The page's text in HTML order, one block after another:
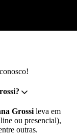
Grossi leva em
ou presencial),
outras.